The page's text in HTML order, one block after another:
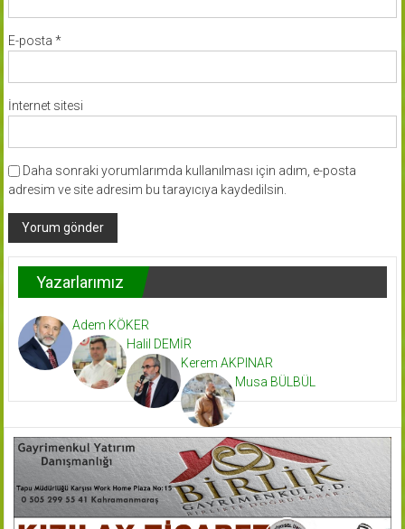
E-posta *
İnternet sitesi
Daha sonraki yorumlarımda kullanılması için adım, e-posta
adresim ve site adresim bu tarayıcıya kaydedilsin.
Yazarlarımız
Adem KÖKER
Halil DEMİR
Kerem AKPINAR
Musa BÜLBÜL